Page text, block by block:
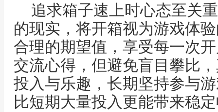
追求箱子速上时心态至关
的现实，将开箱视为游戏体
合理的期望值，享受每一次
交流心得，但避免盲目攀比
投入与乐趣，长期坚持参与
比短期大量投入更能带来稳